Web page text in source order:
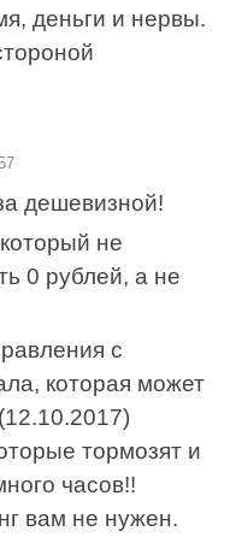
деньги и нервы.
дешевизной!
не
0 рублей, а не
с
которая может
тормозят и
часов!!
вам не нужен.